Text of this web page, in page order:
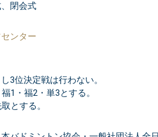
閉会式
ンター
3位決定戦は行わない。
1・福2・単3とする。
とする。